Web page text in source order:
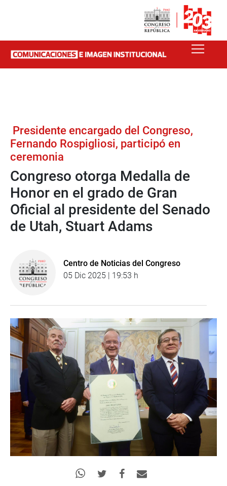
Presidente encargado del Congreso,
Fernando Rospigliosi, participó en
ceremonia
Congreso otorga Medalla de
Honor en el grado de Gran
Oficial al presidente del Senado
de Utah, Stuart Adams
Centro de Noticias del Congreso
05 Dic 2025 | 19:53 h